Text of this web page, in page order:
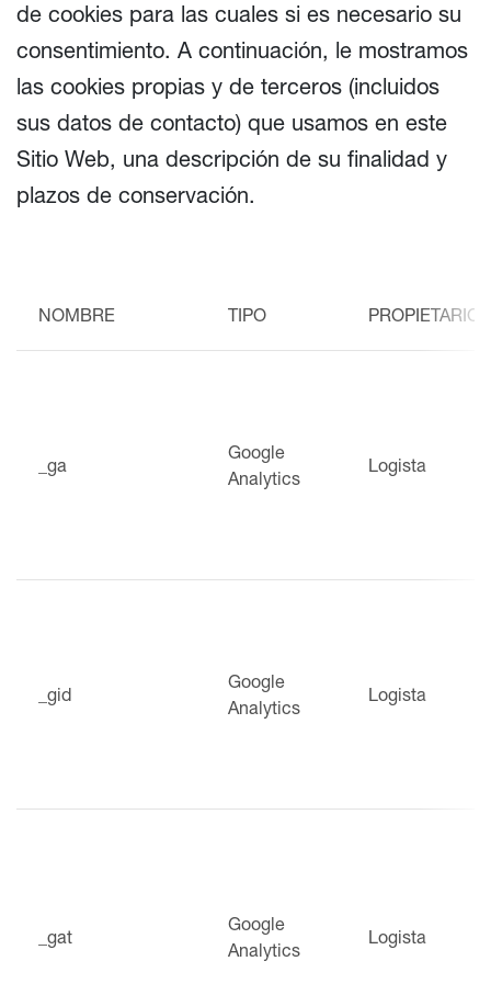
de cookies para las cuales si es necesario su
consentimiento. A continuación, le mostramos
las cookies propias y de terceros (incluidos
sus datos de contacto) que usamos en este
Sitio Web, una descripción de su finalidad y
plazos de conservación.
NOMBRE TIPO PROPIETARIO
_ga
Google
Analytics
Logista
_gid
Google
Analytics
Logista
_gat
Google
Analytics
Logista